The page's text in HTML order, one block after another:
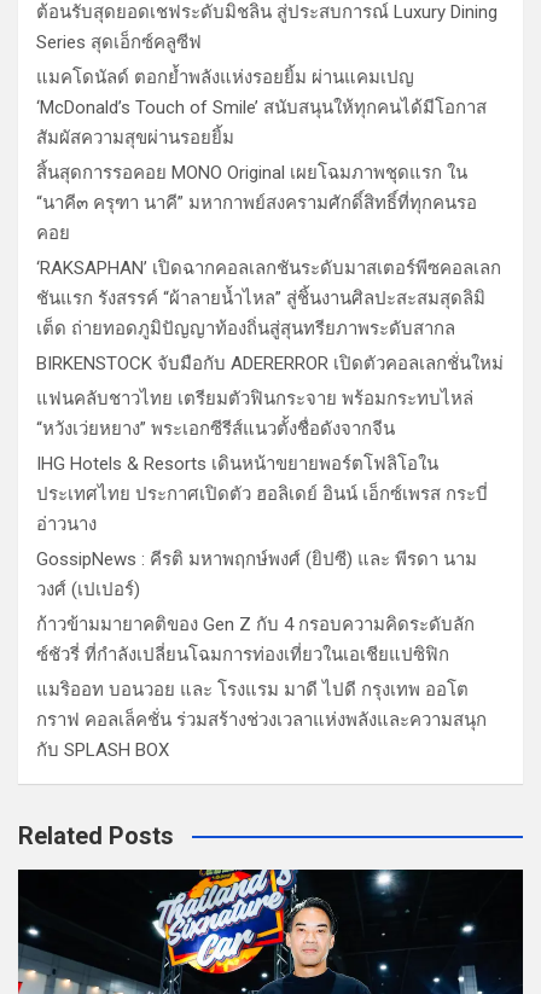
ต้อนรับสุดยอดเชฟระดับมิชลิน สู่ประสบการณ์ Luxury Dining
Series สุดเอ็กซ์คลูซีฟ
แมคโดนัลด์ ตอกย้ำพลังแห่งรอยยิ้ม ผ่านแคมเปญ
‘McDonald’s Touch of Smile’ สนับสนุนให้ทุกคนได้มีโอกาส
สัมผัสความสุขผ่านรอยยิ้ม
สิ้นสุดการรอคอย MONO Original เผยโฉมภาพชุดแรก ใน
“นาคี๓ ครุฑา นาคี” มหากาพย์สงครามศักดิ์สิทธิ์ที่ทุกคนรอ
คอย
‘RAKSAPHAN’ เปิดฉากคอลเลกชันระดับมาสเตอร์พีซคอลเลก
ชันแรก รังสรรค์ “ผ้าลายน้ำไหล” สู่ชิ้นงานศิลปะสะสมสุดลิมิ
เต็ด ถ่ายทอดภูมิปัญญาท้องถิ่นสู่สุนทรียภาพระดับสากล
BIRKENSTOCK จับมือกับ ADERERROR เปิดตัวคอลเลกชั่นใหม่
แฟนคลับชาวไทย เตรียมตัวฟินกระจาย พร้อมกระทบไหล่
“หวังเว่ยหยาง” พระเอกซีรีส์แนวตั้งชื่อดังจากจีน
IHG Hotels & Resorts เดินหน้าขยายพอร์ตโฟลิโอใน
ประเทศไทย ประกาศเปิดตัว ฮอลิเดย์ อินน์ เอ็กซ์เพรส กระบี่
อ่าวนาง
GossipNews : คีรติ มหาพฤกษ์พงศ์ (ยิปซี) และ พีรดา นาม
วงศ์ (เปเปอร์)
ก้าวข้ามมายาคติของ Gen Z กับ 4 กรอบความคิดระดับลัก
ซ์ชัวรี่ ที่กำลังเปลี่ยนโฉมการท่องเที่ยวในเอเชียแปซิฟิก
แมริออท บอนวอย และ โรงแรม มาดี ไปดี กรุงเทพ ออโต
กราฟ คอลเล็คชั่น ร่วมสร้างช่วงเวลาแห่งพลังและความสนุก
กับ SPLASH BOX
Related Posts